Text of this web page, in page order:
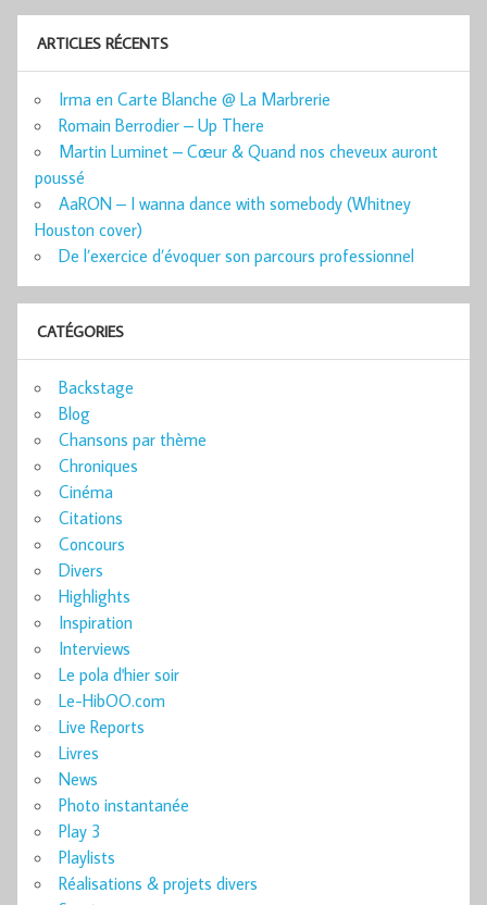
ARTICLES RÉCENTS
Irma en Carte Blanche @ La Marbrerie
Romain Berrodier – Up There
Martin Luminet – Cœur & Quand nos cheveux auront
poussé
AaRON – I wanna dance with somebody (Whitney
Houston cover)
De l’exercice d’évoquer son parcours professionnel
CATÉGORIES
Backstage
Blog
Chansons par thème
Chroniques
Cinéma
Citations
Concours
Divers
Highlights
Inspiration
Interviews
Le pola d'hier soir
Le-HibOO.com
Live Reports
Livres
News
Photo instantanée
Play 3
Playlists
Réalisations & projets divers